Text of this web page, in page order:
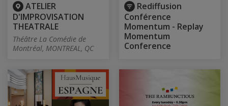
ATELIER
D'IMPROVISATION
THEATRALE
Théâtre La Comédie de
Montréal, MONTREAL, QC
Rediffusion
Conférence
Momentum - Replay
Momentum
Conference